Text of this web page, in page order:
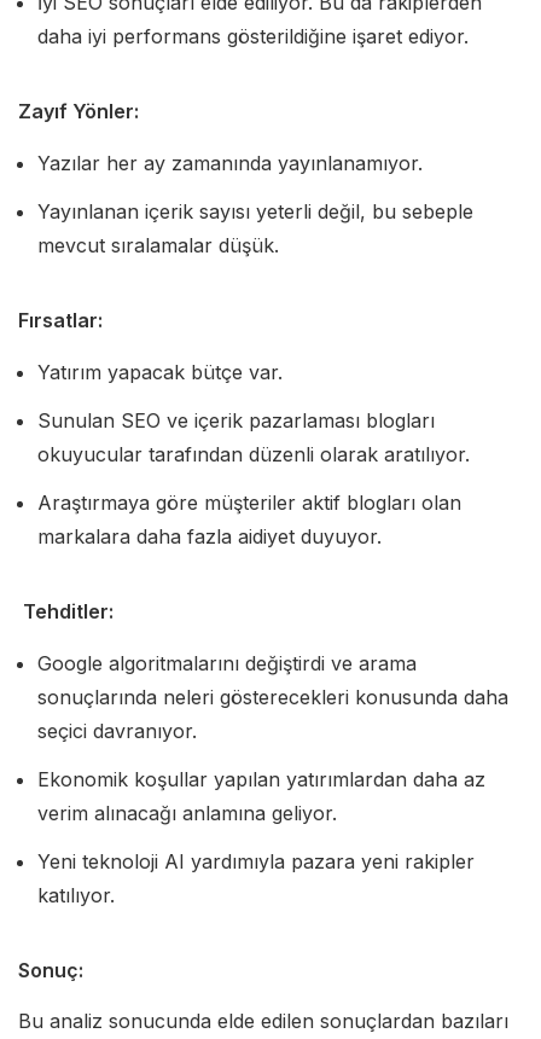
daha iyi performans gösterildiğine işaret ediyor.
Zayıf Yönler:
Yazılar her ay zamanında yayınlanamıyor.
Yayınlanan içerik sayısı yeterli değil, bu sebeple
mevcut sıralamalar düşük.
Fırsatlar:
Yatırım yapacak bütçe var.
Sunulan SEO ve içerik pazarlaması blogları
okuyucular tarafından düzenli olarak aratılıyor.
Araştırmaya göre müşteriler aktif blogları olan
markalara daha fazla aidiyet duyuyor.
Tehditler:
Google algoritmalarını değiştirdi ve arama
sonuçlarında neleri gösterecekleri konusunda daha
seçici davranıyor.
Ekonomik koşullar yapılan yatırımlardan daha az
verim alınacağı anlamına geliyor.
Yeni teknoloji AI yardımıyla pazara yeni rakipler
katılıyor.
Sonuç:
Bu analiz sonucunda elde edilen sonuçlardan bazıları